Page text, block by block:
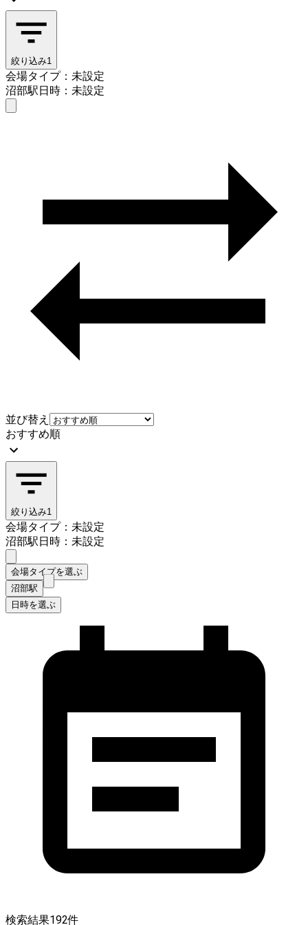
絞り込み1
会場タイプ：未設定
沼部駅日時：未設定
並び替え
おすすめ順
絞り込み1
会場タイプ：未設定
沼部駅日時：未設定
会場タイプを選ぶ
沼部駅
日時を選ぶ
検索結果192件